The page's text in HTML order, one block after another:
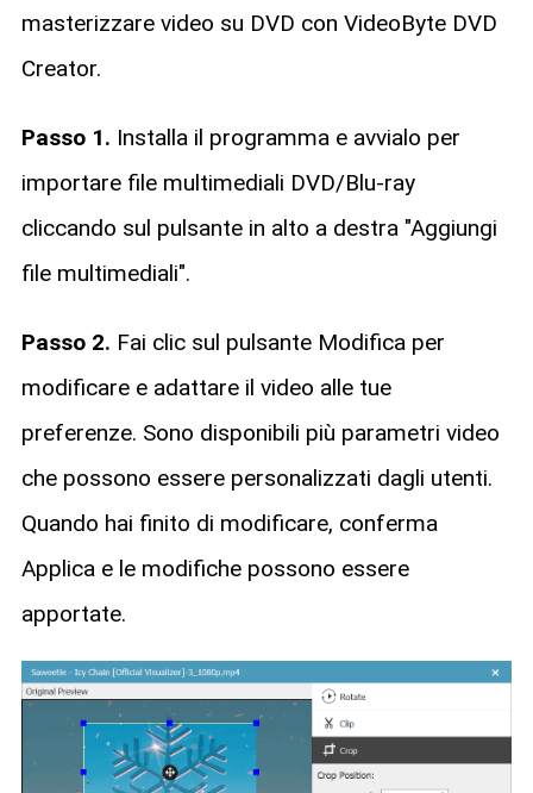
masterizzare video su DVD con VideoByte DVD
Creator.
Passo 1. Installa il programma e avvialo per
importare file multimediali DVD/Blu-ray
cliccando sul pulsante in alto a destra "Aggiungi
file multimediali".
Passo 2. Fai clic sul pulsante Modifica per
modificare e adattare il video alle tue
preferenze. Sono disponibili più parametri video
che possono essere personalizzati dagli utenti.
Quando hai finito di modificare, conferma
Applica e le modifiche possono essere
apportate.